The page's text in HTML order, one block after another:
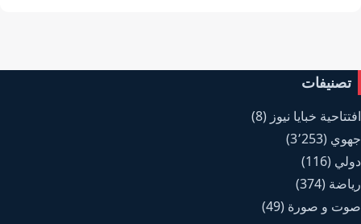
تصنيفات
افتتاحية خبايا نيوز (8)
جهوي (3٬253)
دولي (116)
رياضة (374)
صوت و صورة (49)